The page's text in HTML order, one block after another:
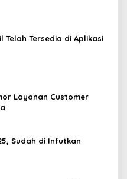
Telah Tersedia di Aplikasi
Layanan Customer
Sudah di Infutkan